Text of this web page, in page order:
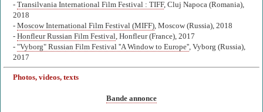
- Transilvania International Film Festival : TIFF, Cluj Napoca (Romania),
2018
- Moscow International Film Festival (MIFF), Moscow (Russia), 2018
- Honfleur Russian Film Festival, Honfleur (France), 2017
- "Vyborg" Russian Film Festival ''A Window to Europe'', Vyborg (Russia),
2017
Photos, videos, texts
Bande annonce